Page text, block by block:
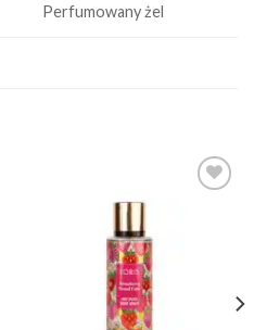
Perfumowany żel